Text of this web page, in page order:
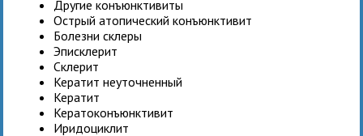
Другие конъюнктивиты
Острый атопический конъюнктивит
Болезни склеры
Эписклерит
Склерит
Кератит неуточненный
Кератит
Кератоконъюнктивит
Иридоциклит